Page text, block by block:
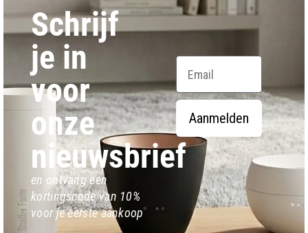
Schrijf
je in
voor
onze
nieuwsbrief
en ontvang een
kortingscode van 10%
voor je eerste aankoop
Email
Aanmelden